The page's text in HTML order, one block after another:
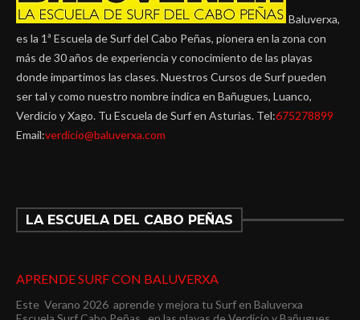
Baluverxa,
es la 1ª Escuela de Surf del Cabo Peñas, pionera en la zona con
más de 30 años de experiencia y conocimiento de las playas
donde impartimos las clases. Nuestros Cursos de Surf pueden
ser tal y como nuestro nombre indica en Bañugues, Luanco,
Verdicio y Xago. Tu Escuela de Surf en Asturias. Tel:675278899
Email:verdicio@baluverxa.com
LA ESCUELA DEL CABO PEÑAS
APRENDE SURF CON BALUVERXA
Este Verano 2026 aprende y mejora tu Surf en Baluverxa